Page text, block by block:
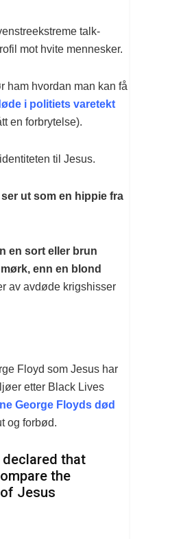
talk-
mot hvite mennesker.
ham hvordan man kan få
i politiets varetekt
en forbrytelse).
til Jesus.
ut som en hippie fra
en sort eller brun
enn en blond
av avdøde krigshisser
Floyd som Jesus har
etter Black Lives
George Floyds død
og forbød.
declared that
the
Jesus